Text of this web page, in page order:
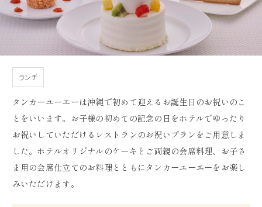
ランチ
タンカーユーエーは沖縄で初めて迎えるお誕生日のお祝いのこ
とをいいます。お子様の初めての記念の日をホテルでゆったり
お祝いしていただけるレストランのお祝いプランをご用意しま
した。ホテルオリジナルのケーキとご両親の会席料理、お子さ
ま用の会席仕立てのお料理とともにタンカーユーエーをお楽し
みいただけます。